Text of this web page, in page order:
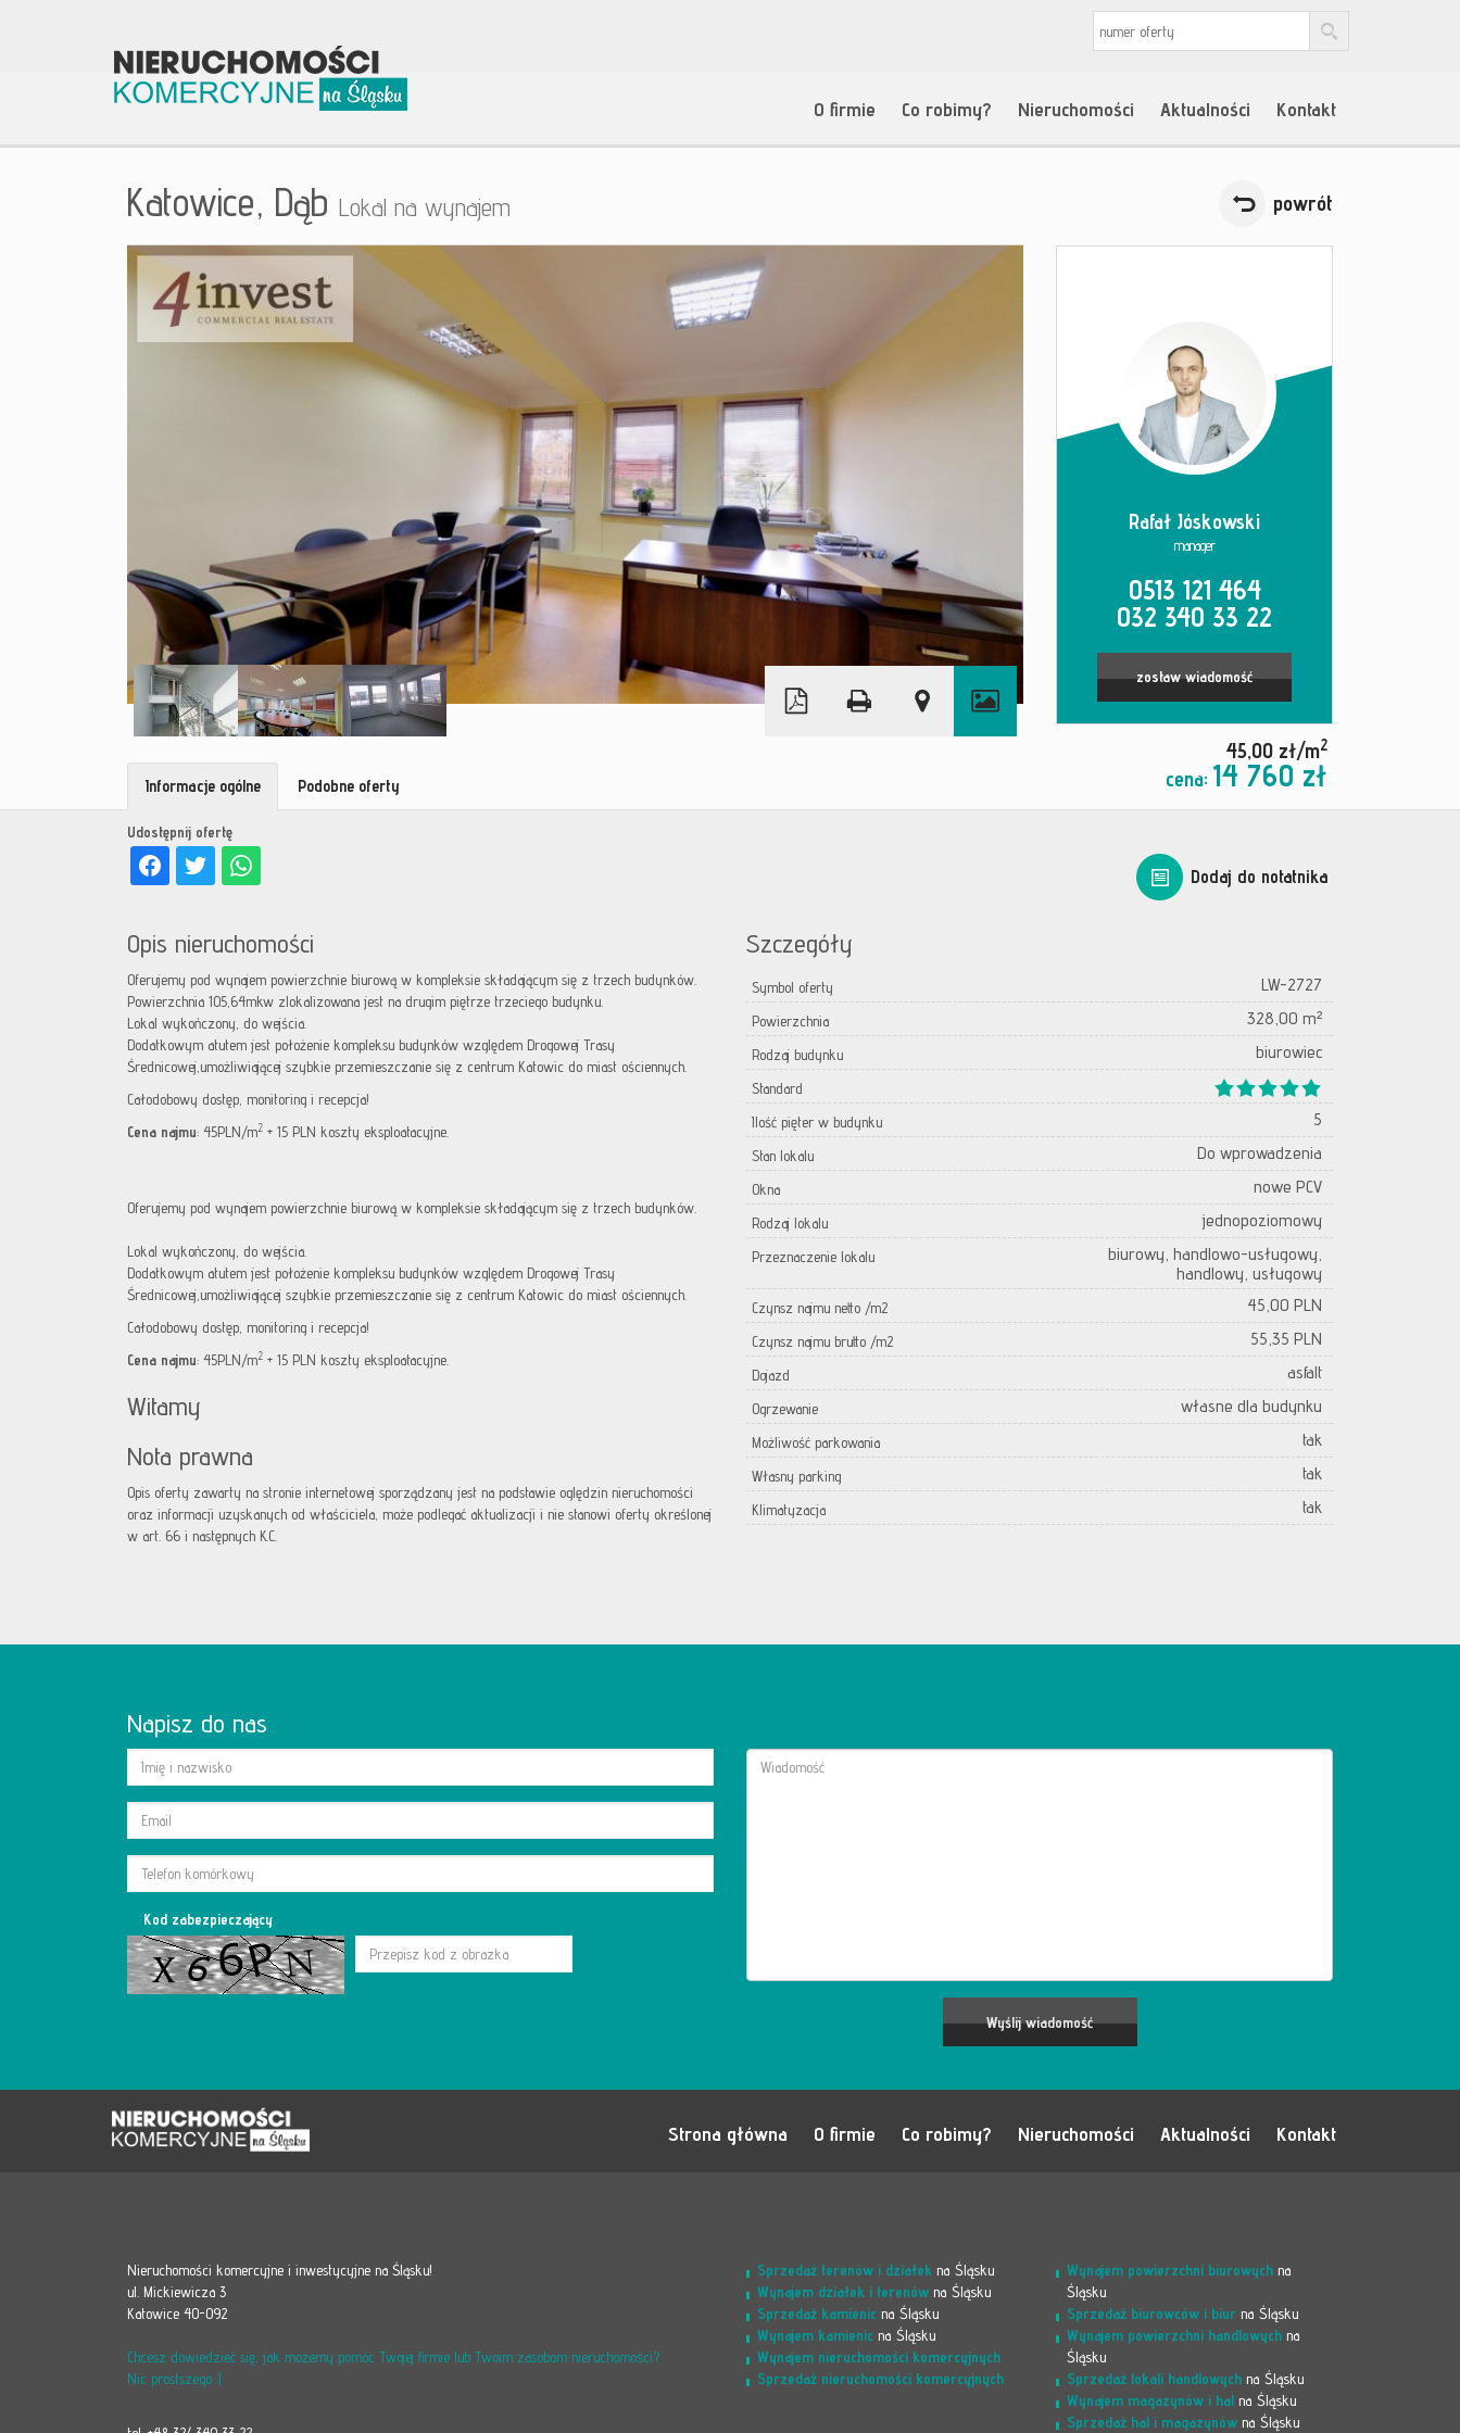
O firmie Co robimy? Nieruchomości Aktualności Kontakt
Katowice, Dąb Lokal na wynajem powrót
−
Leaflet|© MapTiler ©OpenStreetMap contributors
Rafał Jóskowski
manager
0513 121 464
032 340 33 22
zostaw wiadomość
45,00 zł/m2
cena: 14 760 zł
Dodaj do notatnika
Udostępnij ofertę
Informacje ogólne Podobne oferty
Opis nieruchomości
Oferujemy pod wynajem powierzchnie biurową w kompleksie składającym się z trzech budynków.
Powierzchnia 105,64mkw zlokalizowana jest na drugim piętrze trzeciego budynku.
Lokal wykończony, do wejścia.
Dodatkowym atutem jest położenie kompleksu budynków względem Drogowej Trasy
Średnicowej,umożliwiającej szybkie przemieszczanie się z centrum Katowic do miast ościennych.
Całodobowy dostęp, monitoring i recepcja!
Cena najmu: 45PLN/m2 + 15 PLN koszty eksploatacyjne.
Oferujemy pod wynajem powierzchnie biurową w kompleksie składającym się z trzech budynków.
Lokal wykończony, do wejścia.
Dodatkowym atutem jest położenie kompleksu budynków względem Drogowej Trasy
Średnicowej,umożliwiającej szybkie przemieszczanie się z centrum Katowic do miast ościennych.
Całodobowy dostęp, monitoring i recepcja!
Cena najmu: 45PLN/m2 + 15 PLN koszty eksploatacyjne.
Witamy
Nota prawna
Opis oferty zawarty na stronie internetowej sporządzany jest na podstawie oględzin nieruchomości
oraz informacji uzyskanych od właściciela, może podlegać aktualizacji i nie stanowi oferty określonej
w art. 66 i następnych K.C.
Szczegóły
Symbol oferty LW-2727
Powierzchnia 328,00 m²
Rodzaj budynku biurowiec
Standard
Ilość pięter w budynku
5
Stan lokalu Do wprowadzenia
Okna nowe PCV
Rodzaj lokalu jednopoziomowy
Przeznaczenie lokalu
biurowy, handlowo-usługowy,
handlowy, usługowy
Czynsz najmu netto /m2 45,00 PLN
Czynsz najmu brutto /m2 55,35 PLN
Dojazd asfalt
Ogrzewanie własne dla budynku
Możliwość parkowania tak
Własny parking tak
Klimatyzacja tak
Napisz do nas
Kod zabezpieczający
Strona główna O firmie Co robimy? Nieruchomości Aktualności Kontakt
Nieruchomości komercyjne i inwestycyjne na Śląsku!
ul. Mickiewicza 3
Katowice 40-092
Chcesz dowiedzieć się, jak możemy pomóc Twojej firmie lub Twoim zasobom nieruchomości?
Nic prostszego :)
Sprzedaż terenów i działek na Śląsku
Wynajem działek i terenów na Śląsku
Sprzedaż kamienic na Śląsku
Wynajem kamienic na Śląsku
Wynajem nieruchomości komercyjnych
Sprzedaż nieruchomości komercyjnych
Wynajem powierzchni biurowych na
Śląsku
Sprzedaż biurowców i biur na Śląsku
Wynajem powierzchni handlowych na
Śląsku
Sprzedaż lokali handlowych na Śląsku
Wynajem magazynów i hal na Śląsku
Sprzedaż hal i magazynów na Śląsku